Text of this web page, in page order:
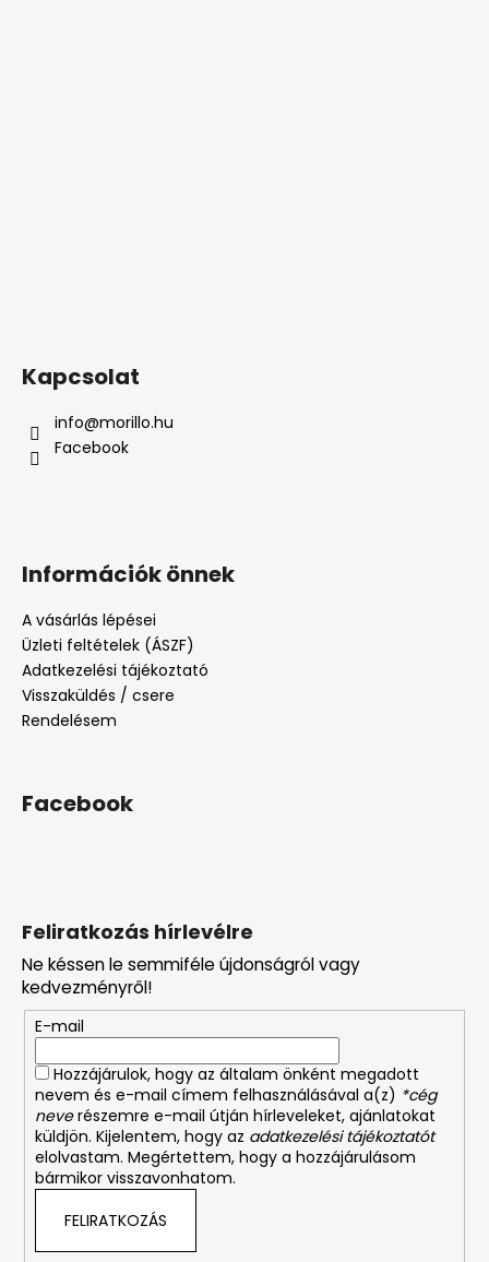
Feliratkozás hírlevélre
Ne késsen le semmiféle újdonságról vagy
kedvezményről!
E-mail
Hozzájárulok, hogy az általam önként megadott
nevem és e-mail címem felhasználásával a(z) *cég
neverészemre e-mail útján hírleveleket, ajánlatokat
küldjön. Kijelentem, hogy az adatkezelési tájékoztatót
elolvastam. Megértettem, hogy a hozzájárulásom
bármikor visszavonhatom.
FELIRATKOZÁS
Kapcsolat
info@morillo.hu
Facebook
Információk önnek
A vásárlás lépései
Üzleti feltételek (ÁSZF)
Adatkezelési tájékoztató
Visszaküldés / csere
Rendelésem
Facebook